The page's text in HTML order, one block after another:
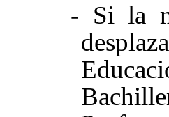
- Si la